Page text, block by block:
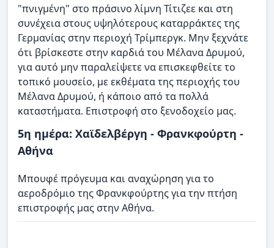
"πνιγμένη" στο πράσινο λίμνη Τίτιζεε και στη
συνέχεια στους υψηλότερους καταρράκτες της
Γερμανίας στην περιοχή Τρίμπεργκ. Μην ξεχνάτε
ότι βρίσκεστε στην καρδιά του Μέλανα Δρυμού,
για αυτό μην παραλείψετε να επισκεφθείτε το
τοπικό μουσείο, με εκθέματα της περιοχής του
Μέλανα Δρυμού, ή κάποιο από τα πολλά
καταστήματα. Επιστροφή στο ξενοδοχείο μας.​
5η ημέρα: Χαϊδελβέργη - Φρανκφούρτη -
Αθήνα
Μπουφέ πρόγευμα και αναχώρηση για το
αεροδρόμιο της Φρανκφούρτης για την πτήση
επιστροφής μας στην Αθήνα.